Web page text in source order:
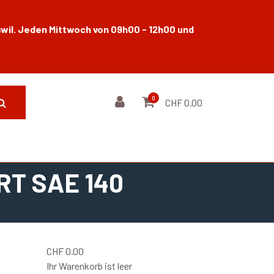
Jeden Mittwoch von 09h00 - 12h00 und
0 CHF 0.00
SAE 140
CHF0.00
Ihr Warenkorb ist leer